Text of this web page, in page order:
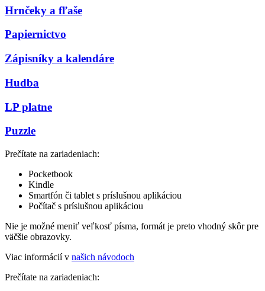
Hrnčeky a fľaše
Papiernictvo
Zápisníky a kalendáre
Hudba
LP platne
Puzzle
Prečítate na zariadeniach:
Pocketbook
Kindle
Smartfón či tablet s príslušnou aplikáciou
Počítač s príslušnou aplikáciou
Nie je možné meniť veľkosť písma, formát je preto vhodný skôr pre
väčšie obrazovky.
Viac informácií v našich návodoch
Prečítate na zariadeniach: